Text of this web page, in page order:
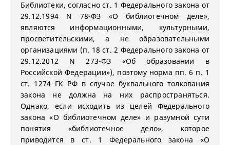
Библиотеки, согласно ст. 1 Федерального закона от
29.12.1994 N 78-ФЗ «О библиотечном деле»,
являются информационными, культурными,
просветительскими, а не образовательными
организациями (п. 18 ст. 2 Федерального закона от
29.12.2012 N 273-ФЗ «Об образовании в
Российской Федерации»), поэтому норма пп. 6 п. 1
ст. 1274 ГК РФ в случае буквального толкования
закона не должна на них распространяться.
Однако, если исходить из целей Федерального
закона «О библиотечном деле» и разумной сути
понятия «библиотечное дело», которое
приводится в ст. 1 Федерального закона «О